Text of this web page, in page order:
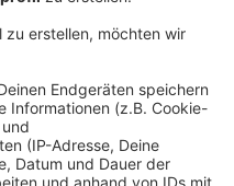
Dabei ist es ja im
leider gibt es jedes
Vandalismus mit
hofft die Polizei auf
eingegrenzt.